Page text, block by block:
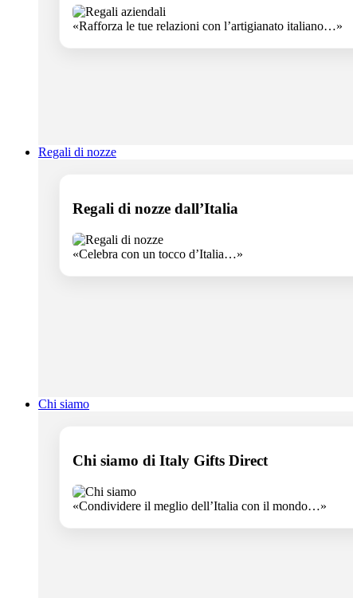
«Rafforza le tue relazioni con l’artigianato italiano…»
Regali di nozze
Regali di nozze dall’Italia
«Celebra con un tocco d’Italia…»
Chi siamo
Chi siamo di Italy Gifts Direct
«Condividere il meglio dell’Italia con il mondo…»